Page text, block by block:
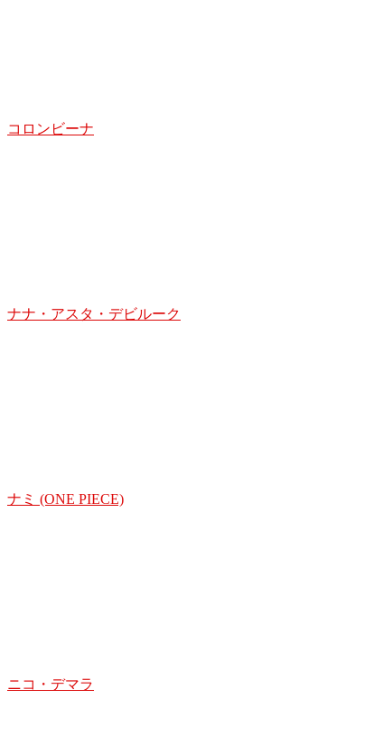
コロンビーナ
ナナ・アスタ・デビルーク
ナミ (ONE PIECE)
ニコ・デマラ